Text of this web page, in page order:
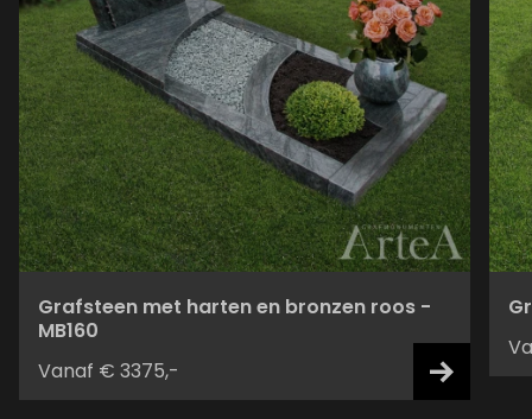
Grafsteen met harten en bronzen roos -
MB160
Vanaf € 3375,-